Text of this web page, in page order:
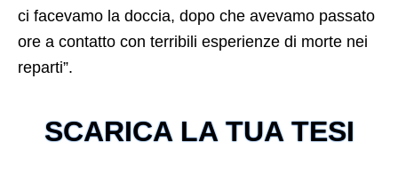
ci facevamo la doccia, dopo che avevamo passato
ore a contatto con terribili esperienze di morte nei
reparti”.
SCARICA LA TUA TESI